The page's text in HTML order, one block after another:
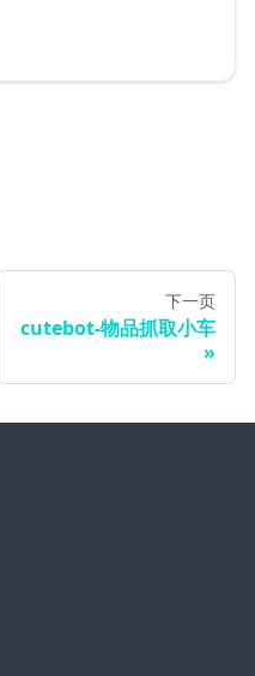
下一页
cutebot-物品抓取小车